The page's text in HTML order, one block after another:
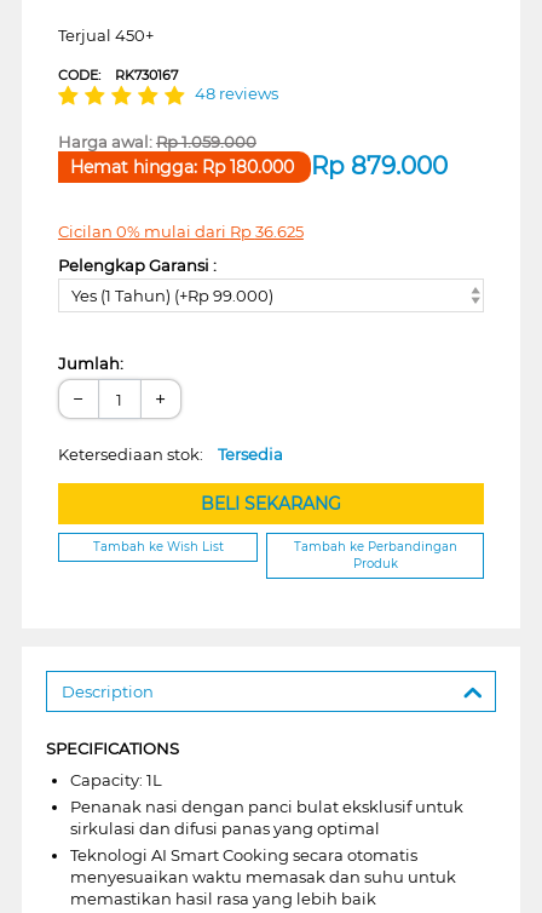
Terjual 450+
CODE: RK730167
48 reviews
Harga awal:Rp1.059.000
Rp 879.000
Hemat hingga: Rp180.000
Cicilan 0% mulai dari Rp36.625
Pelengkap Garansi :
Yes (1 Tahun) (+Rp 99.000)
Jumlah:
− +
Ketersediaan stok: Tersedia
BELI SEKARANG
Tambah ke Wish List
Tambah ke Perbandingan
Produk
Description
SPECIFICATIONS
Capacity: 1L
Penanak nasi dengan panci bulat eksklusif untuk
sirkulasi dan difusi panas yang optimal
Teknologi AI Smart Cooking secara otomatis
menyesuaikan waktu memasak dan suhu untuk
memastikan hasil rasa yang lebih baik